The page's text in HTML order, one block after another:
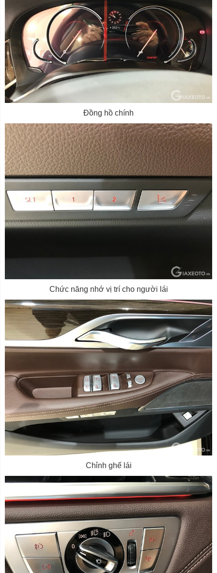
Đồng hồ chính
Chức năng nhớ vị trí cho người lái
Chỉnh ghế lái